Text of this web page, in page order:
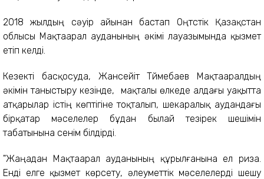
2018 жылдың сәуір айынан бастап Оңтүстік Қазақстан
облысы Мақтаарал ауданының әкімі лауазымында қызмет
етіп келді.
Кезекті басқосуда, Жансейіт Түймебаев Мақтааралдың
әкімін таныстыру кезінде,
мақталы өлкеде алдағы уақытта
атқарылар істің көптігіне тоқталып, шекаралық аудандағы
бірқатар мәселелер бұдан былай тезірек шешімін
табатынына сенім білдірді.
"Жаңадан Мақтаарал ауданының құрылғанына ел риза.
Енді елге қызмет көрсету, әлеуметтік мәселелерді шешу